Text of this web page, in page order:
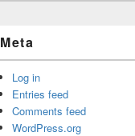
Meta
Log in
Entries feed
Comments feed
WordPress.org